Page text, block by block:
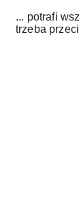
... potrafi
trzeba